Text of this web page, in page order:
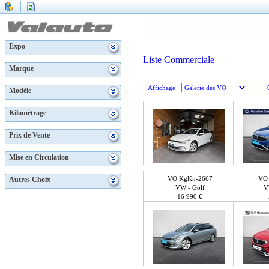
Expo
Marque
Modèle
Kilométrage
Prix de Vente
Mise en Circulation
Autres Choix
Liste Commerciale
Affichage :
VO KgKn-2667
VW - Golf
16 990 €
VO